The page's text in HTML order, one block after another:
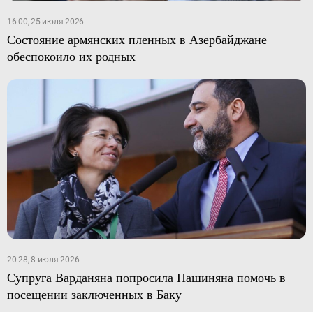
16:00, 25 июля 2026
Состояние армянских пленных в Азербайджане
обеспокоило их родных
20:28, 8 июля 2026
Супруга Варданяна попросила Пашиняна помочь в
посещении заключенных в Баку